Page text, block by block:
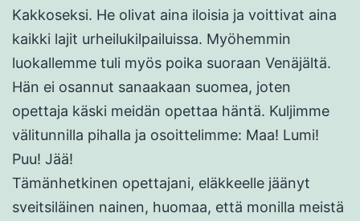
Kakkoseksi. He olivat aina iloisia ja voittivat aina
kaikki lajit urheilukilpailuissa. Myöhemmin
luokallemme tuli myös poika suoraan Venäjältä.
Hän ei osannut sanaakaan suomea, joten
opettaja käski meidän opettaa häntä. Kuljimme
välitunnilla pihalla ja osoittelimme: Maa! Lumi!
Puu! Jää!
Tämänhetkinen opettajani, eläkkeelle jäänyt
sveitsiläinen nainen, huomaa, että monilla meistä